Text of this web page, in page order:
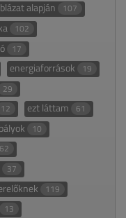
alapján 107
102
17
energiaforrások 19
29
12 ezt láttam 61
10
62
37
119
13